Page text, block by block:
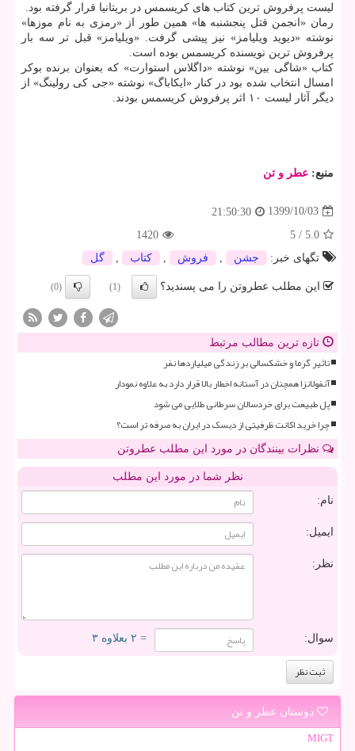
لیست پرفروش ترین کتاب های کریسمس در بریتانیا قرار گرفته بود.
رمان «انجمن قتل پنجشنبه ها» همین طور از «رمزی به نام موزها»
نوشته «دیوید ویلیامز» نیز پیشی گرفت. «ویلیامز» قبل تر سه بار
پرفروش ترین نویسنده کریسمس بوده است.
کتاب «شاگی بین» نوشته «داگلاس استوارت» که بعنوان برنده بوکر
امسال انتخاب شده بود در کنار «ایکاباگ» نوشته «جی کی رولینگ» از
دیگر آثار لیست ۱۰ اثر پرفروش کریسمس بودند.
منبع: عطر و تن
1399/10/03
21:50:30
5.0
/
5
1420
تگهای خبر:
جشن فروش كتاب گل
این مطلب عطروتن را می پسندید؟ (1)
(0)
تازه ترین مطالب مرتبط
تاثیر گرما و خشکسالی بر زندگی میلیاردها نفر
آنفولانزا همچنان در آستانه اخطار بالا قرار دارد به علاوه نمودار
پل طبیعت برای خردسالان سرطانی طلایی می شود
چرا خرید اکانت ظرفیتی از دیسک در ایران به صرفه تر است؟
نظرات بینندگان در مورد این مطلب عطروتن
نظر شما در مورد این مطلب
نام:
ایمیل:
نظر:
سوال: = ۲ بعلاوه ۳
دوستان عطر و تن
MIGT